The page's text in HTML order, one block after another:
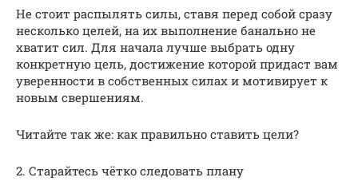
Не стоит распылять силы, ставя перед собой сразу
несколько целей, на их выполнение банально не
хватит сил. Для начала лучше выбрать одну
конкретную цель, достижение которой придаст вам
уверенности в собственных силах и мотивирует к
новым свершениям.
Читайте так же: как правильно ставить цели?
2. Старайтесь чётко следовать плану